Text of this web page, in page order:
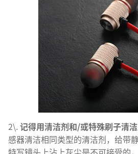
2\. 记得用清洁剂和/或特殊刷子清
感器清洁相同类型的清洁剂，给带